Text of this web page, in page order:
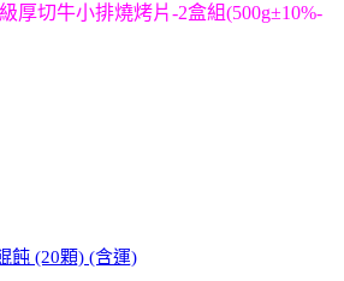
厚切牛小排燒烤片-2盒組(500g±10%-
飩 (20顆) (含運)